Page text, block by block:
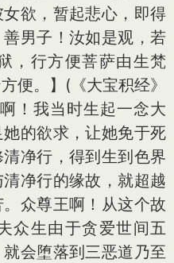
女欲，暂起悲心，即得
男子！汝如是观，若
，行方便菩萨由生梵
便。】(《大宝积经》
！我当时生起一念大
的欲求，让她免于死
净行，得到生到色界
净行的缘故，就超越
众尊王啊！从这个故
众生由于贪爱世间五
会堕落到三恶道乃至